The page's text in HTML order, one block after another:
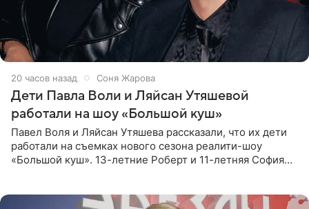
20 часов назад Соня Жарова
Дети Павла Воли и Ляйсан Утяшевой
работали на шоу «Большой куш»
Павел Воля и Ляйсан Утяшева рассказали, что их дети
работали на съемках нового сезона реалити-шоу
«Большой куш». 13-летние Роберт и 11-летняя София